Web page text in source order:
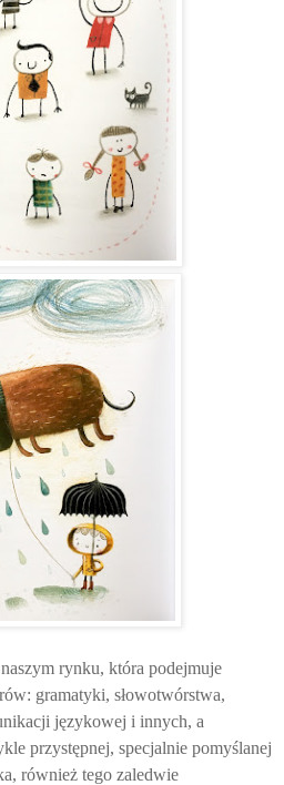
rynku, która podejmuje
gramatyki, słowotwórstwa,
językowej i innych, a
przystępnej, specjalnie pomyślanej
również tego zaledwie